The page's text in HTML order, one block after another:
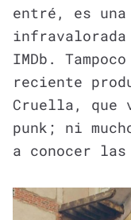
entré, es
IMDb.
reciente
Cruella, que
punk; ni
a conocer